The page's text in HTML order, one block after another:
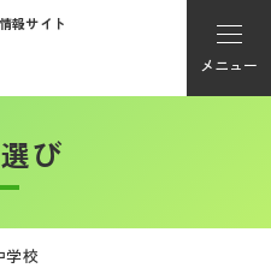
報サイト
メニュー
ト登録
び
学校